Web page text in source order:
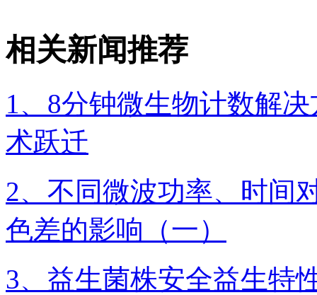
相关新闻推荐
1、​8分钟微生物计数解
术跃迁
2、不同微波功率、时间
色差的影响（一）
3、益生菌株安全益生特